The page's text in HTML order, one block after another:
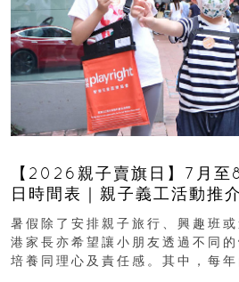
【2026親子賣旗日】7月
日時間表｜親子義工活動推
暑假除了安排親子旅行、興趣班
港家長亦希望讓小朋友透過不同的
培養同理心及責任感。其中，每